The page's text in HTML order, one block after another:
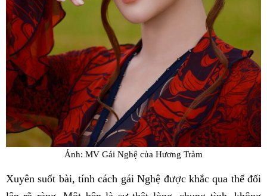
Ảnh: MV Gái Nghệ của Hương Tràm
Xuyên suốt bài, tính cách gái Nghệ được khắc qua thế đối